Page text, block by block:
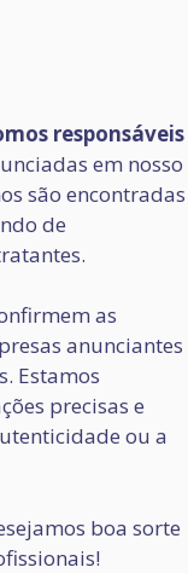
responsáveis
em nosso
são encontradas
de
as
anunciantes
Estamos
precisas e
ou a
boa sorte